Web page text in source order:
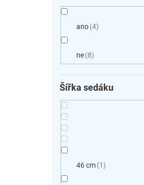
ano 4
ne 8
Šířka sedáku
46 cm 1